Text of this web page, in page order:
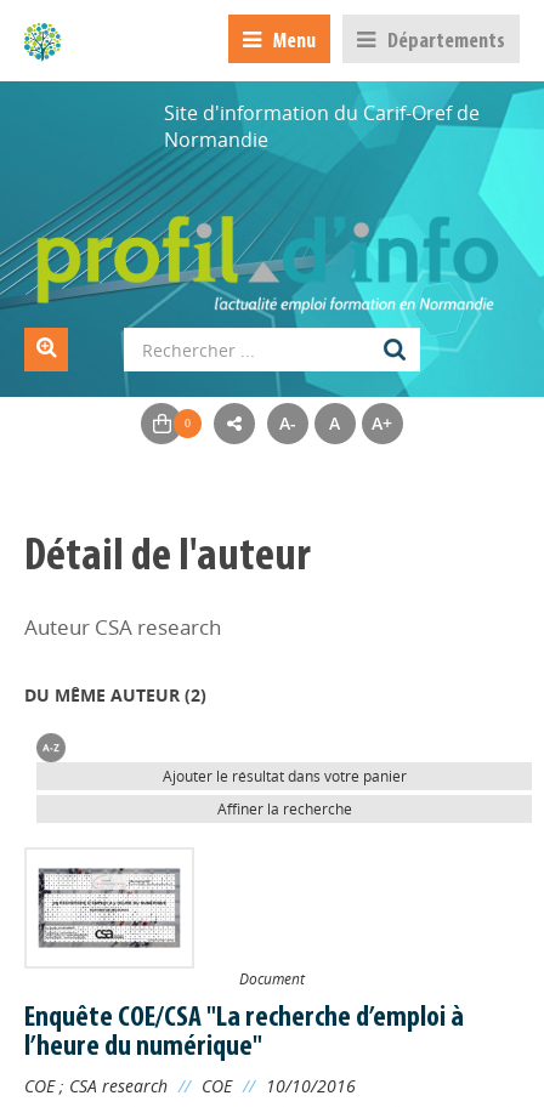
Menu Départements
Site d'information du Carif-Oref de
Normandie
A- A A+
Détail de l'auteur
Auteur CSA research
DU MÊME AUTEUR (2)
Ajouter le résultat dans votre panier
Affiner la recherche
Document
Enquête COE/CSA "La recherche d’emploi à
l’heure du numérique"
COE; CSA research // COE // 10/10/2016